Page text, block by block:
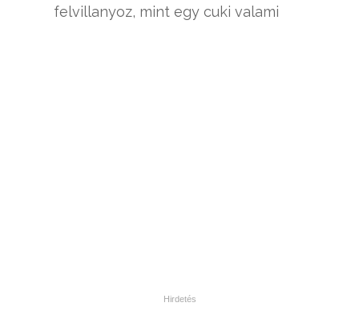
felvillanyoz, mint egy cuki valami